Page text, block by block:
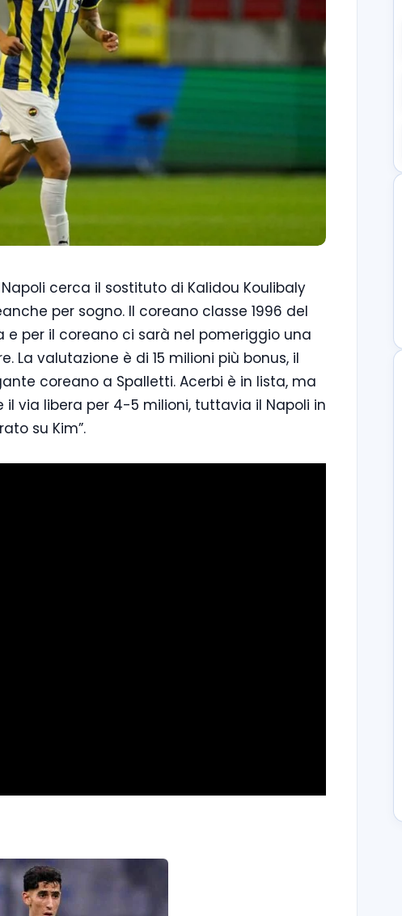
cerca il sostituto di Kalidou Koulibaly
per sogno. Il coreano classe 1996 del
per il coreano ci sarà nel pomeriggio una
La valutazione è di 15 milioni più bonus, il
coreano a Spalletti. Acerbi è in lista, ma
il via libera per 4-5 milioni, tuttavia il Napoli in
su Kim”.